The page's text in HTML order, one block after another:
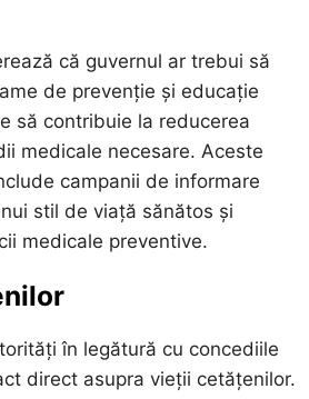
că guvernul ar trebui să
de prevenție și educație
să contribuie la reducerea
medicale necesare. Aceste
campanii de informare
stil de viață sănătos și
medicale preventive.
în legătură cu concediile
direct asupra vieții cetățenilor.